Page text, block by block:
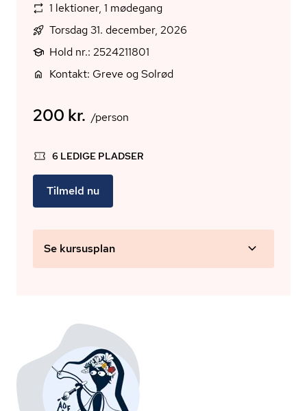
1 lektioner, 1 mødegang
Torsdag 31. december, 2026
Hold nr.: 2524211801
Kontakt: Greve og Solrød
200 kr. /person
6 LEDIGE PLADSER
Tilmeld nu
Se kursusplan